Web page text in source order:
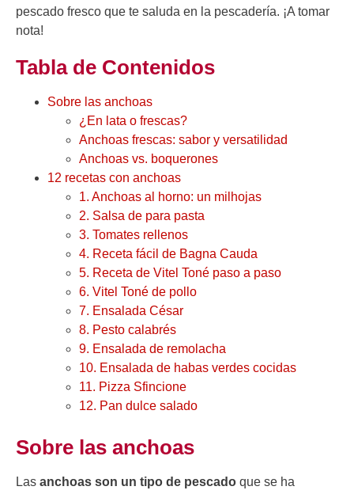
pescado fresco que te saluda en la pescadería. ¡A tomar
nota!
Tabla de Contenidos
Sobre las anchoas
¿En lata o frescas?
Anchoas frescas: sabor y versatilidad
Anchoas vs. boquerones
12 recetas con anchoas
1. Anchoas al horno: un milhojas
2. Salsa de para pasta
3. Tomates rellenos
4. Receta fácil de Bagna Cauda
5. Receta de Vitel Toné paso a paso
6. Vitel Toné de pollo
7. Ensalada César
8. Pesto calabrés
9. Ensalada de remolacha
10. Ensalada de habas verdes cocidas
11. Pizza Sfincione
12. Pan dulce salado
Sobre las anchoas
Las anchoas son un tipo de pescado que se ha